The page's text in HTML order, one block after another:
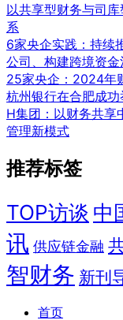
以共享型财务与司
系
6家央企实践：持
公司、构建跨境资金
25家央企：2024年
杭州银行在合肥成
H集团：以财务共享
管理新模式
推荐标签
TOP访谈 中
讯 供应链金融
智财务 新刊
首页